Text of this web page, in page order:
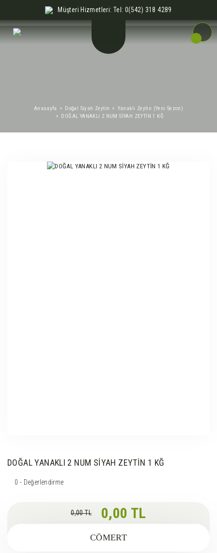
Müşteri Hizmetleri: Tel: 0(542) 318 4289
Anasayfa Doğal Siyah Zeytin
Yanaklı Zeytin (Yeni Sezon)
DOĞAL YANAKLI 2 NUM SİYAH ZEYTİN 1 KĞ
DOĞAL YANAKLI 2 NUM SİYAH ZEYTİN 1 KĞ
0 - Değerlendirme
0,00 TL 0,00 TL
CÖMERT